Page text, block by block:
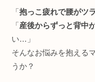
「 抱っこ疲れで腰がツ
「 産後からずっと背中
い…」
そんなお悩みを抱える
うか？